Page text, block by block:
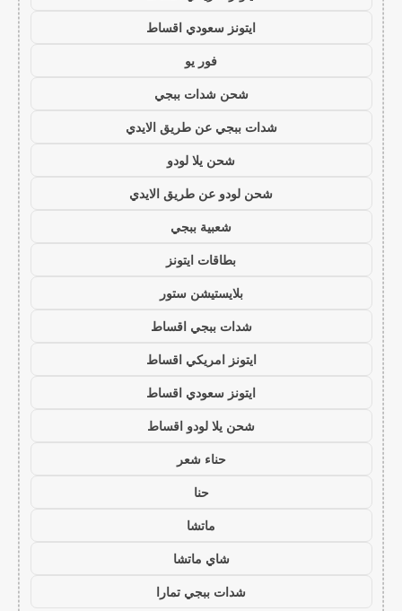
ايتونز سعودي اقساط
فور يو
شحن شدات ببجي
شدات ببجي عن طريق الايدي
شحن يلا لودو
شحن لودو عن طريق الايدي
شعبية ببجي
بطاقات ايتونز
بلايستيشن ستور
شدات ببجي اقساط
ايتونز امريكي اقساط
ايتونز سعودي اقساط
شحن يلا لودو اقساط
حناء شعر
حنا
ماتشا
شاي ماتشا
شدات ببجي تمارا